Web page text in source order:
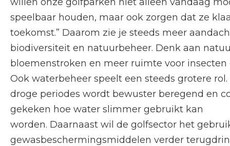
speelbaar houden, maar ook zorgen dat ze
toekomst.” Daarom zie je steeds meer
biodiversiteit en natuurbeheer. Denk aan
bloemenstroken en meer ruimte voor insecten
Ook waterbeheer speelt een steeds grotere
droge periodes wordt bewuster beregend en
gekeken hoe water slimmer gebruikt kan
worden. Daarnaast wil de golfsector het
gewasbeschermingsmiddelen verder